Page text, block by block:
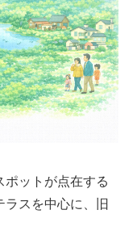
ポットが点在する
スを中心に、旧